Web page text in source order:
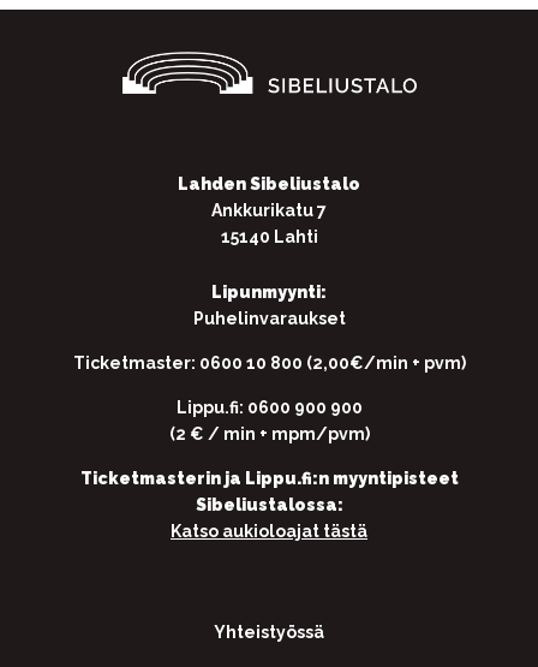
Lahden Sibeliustalo
Ankkurikatu 7
15140 Lahti
Lipunmyynti:
Puhelinvaraukset
Ticketmaster: 0600 10 800 (2,00€/min + pvm)
Lippu.fi: 0600 900 900
(2 € / min + mpm/pvm)
Ticketmasterin ja Lippu.fi:n myyntipisteet
Sibeliustalossa:
Katso aukioloajat tästä
Yhteistyössä